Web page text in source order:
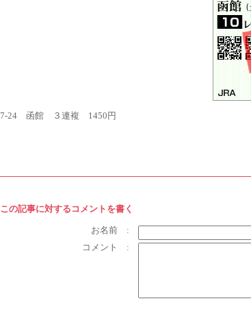
7-24 函館 ３連複 1450円
この記事に対するコメントを書く
お名前 :
コメント :